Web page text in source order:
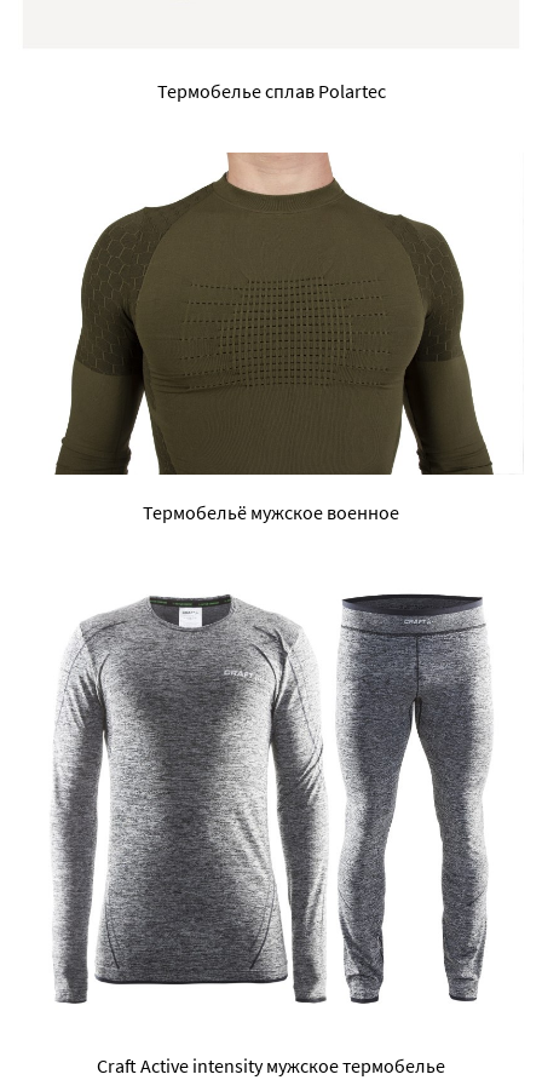
Термобелье сплав Polartec
Термобельё мужское военное
Craft Active intensity мужское термобелье